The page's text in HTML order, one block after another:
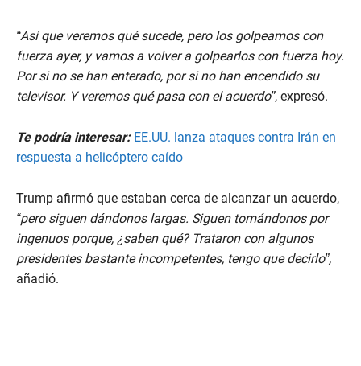
“Así que veremos qué sucede, pero los golpeamos con
fuerza ayer, y vamos a volver a golpearlos con fuerza hoy.
Por si no se han enterado, por si no han encendido su
televisor. Y veremos qué pasa con el acuerdo”, expresó.
Te podría interesar: EE.UU. lanza ataques contra Irán en
respuesta a helicóptero caído
Trump afirmó que estaban cerca de alcanzar un acuerdo,
“pero siguen dándonos largas. Siguen tomándonos por
ingenuos porque, ¿saben qué? Trataron con algunos
presidentes bastante incompetentes, tengo que decirlo”,
añadió.